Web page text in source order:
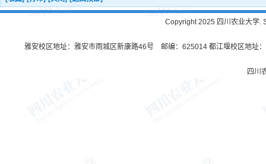
Copyright 2025 四川农业大学.
雅安校区地址：雅安市雨城区新康路46号 邮编：625014 都江堰校区地址
四川